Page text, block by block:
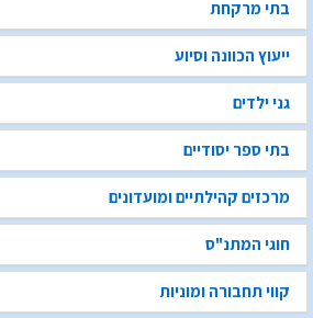
בתי מרקחת
ייעוץ הכוונה וסיוע
גני ילדים
בתי ספר יסודיים
מרכזים קהילתיים ומועדונים
חוגי המתנ"ס
קווי תחבורה ומוניות